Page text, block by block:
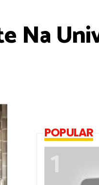
Na
POPULAR